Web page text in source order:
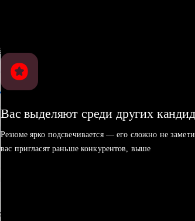
Вас выделяют среди других
Резюме ярко подсвечивается — его сложно не
вас пригласят раньше конкурентов, выше